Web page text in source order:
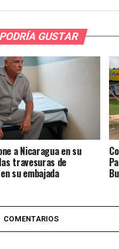
GUSTAR
a Nicaragua en su
travesuras de
su embajada
COMENTARIOS